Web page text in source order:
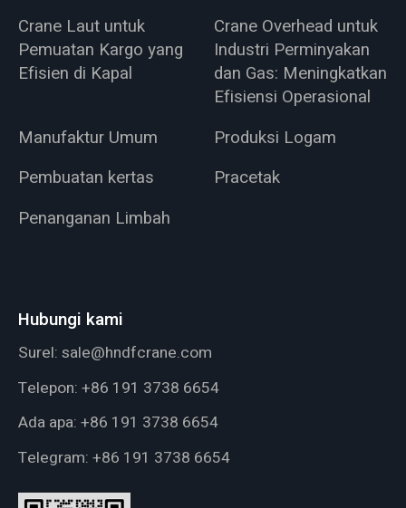
Crane Laut untuk
Pemuatan Kargo yang
Efisien di Kapal
Crane Overhead untuk
Industri Perminyakan
dan Gas: Meningkatkan
Efisiensi Operasional
Manufaktur Umum
Produksi Logam
Pembuatan kertas
Pracetak
Penanganan Limbah
Hubungi kami
Surel: sale@hndfcrane.com
Telepon: +86 191 3738 6654
Ada apa: +86 191 3738 6654
Telegram: +86 191 3738 6654